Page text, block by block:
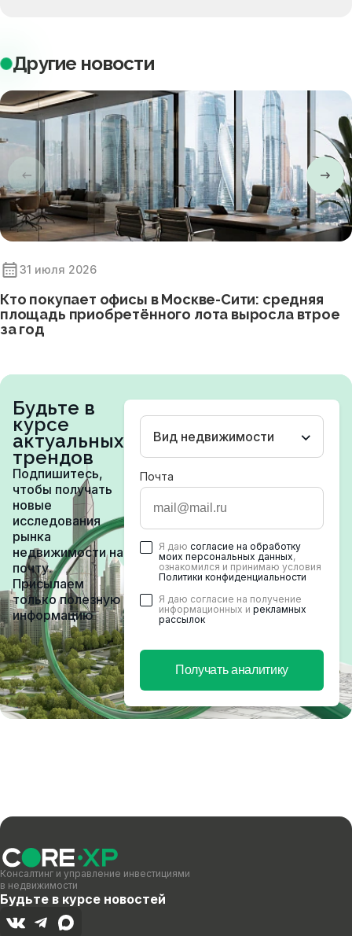
Другие новости
31 июля 2026
Кто покупает офисы в Москве-Сити: средняя
площадь приобретённого лота выросла втрое
за год
Будьте в
курсе
актуальных
трендов
Подпишитесь,
чтобы получать
новые
исследования
рынка
недвижимости на
почту.
Присылаем
только полезную
информацию
Вид недвижимости
Почта
Я даю согласие на обработку
моих персональных данных,
ознакомился и принимаю условия
Политики конфиденциальности
Я даю согласие на получение
информационных и рекламных
рассылок
Получать аналитику
Консалтинг и управление инвестициями
в недвижимости
Будьте в курсе новостей